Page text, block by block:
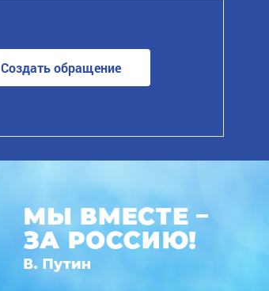
Создать обращение